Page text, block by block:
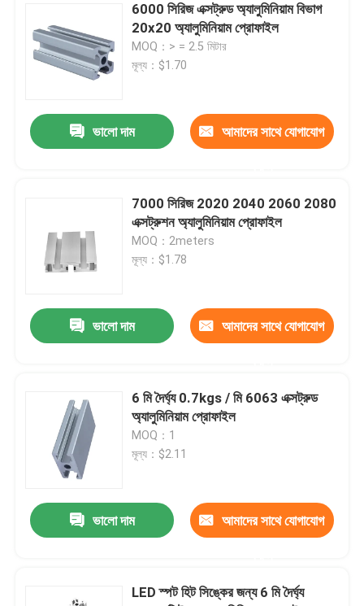
এক্সট্রুশন অ্যালুমিনিয়াম প্রোফাইল
ভি স্লট অ্যালুমিনিয়াম প্রোফাইল
অ্যানোডাইজিং অ্যালুমিনিয়াম প্রোফাইল
সিএনসি অ্যালুমিনিয়াম প্রোফাইল
6061 অ্যালুমিনিয়াম শীট
অ্যালুমিনিয়াম এক্সট্রুশন টিউব
6000 সিরিজ এক্সট্রুড অ্যালুমিনিয়াম বিভাগ
20x20 অ্যালুমিনিয়াম প্রোফাইল
MOQ：> = 2.5 মিটার
মূল্য：$1.70
ভালো দাম আমাদের সাথে যোগাযোগ
7000 সিরিজ 2020 2040 2060 2080
এক্সট্রুশন অ্যালুমিনিয়াম প্রোফাইল
MOQ：2meters
মূল্য：$1.78
ভালো দাম আমাদের সাথে যোগাযোগ
6 মি দৈর্ঘ্য 0.7kgs / মি 6063 এক্সট্রুড
অ্যালুমিনিয়াম প্রোফাইল
MOQ：1
মূল্য：$2.11
ভালো দাম আমাদের সাথে যোগাযোগ
LED স্পট হিট সিঙ্কের জন্য 6 মি দৈর্ঘ্য